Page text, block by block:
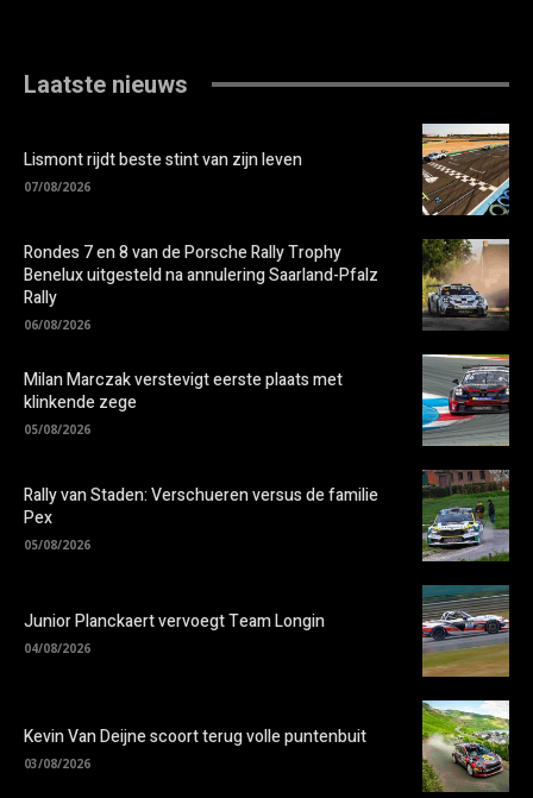
Laatste nieuws
Lismont rijdt beste stint van zijn leven
07/08/2026
Rondes 7 en 8 van de Porsche Rally Trophy
Benelux uitgesteld na annulering Saarland-Pfalz
Rally
06/08/2026
Milan Marczak verstevigt eerste plaats met
klinkende zege
05/08/2026
Rally van Staden: Verschueren versus de familie
Pex
05/08/2026
Junior Planckaert vervoegt Team Longin
04/08/2026
Kevin Van Deijne scoort terug volle puntenbuit
03/08/2026